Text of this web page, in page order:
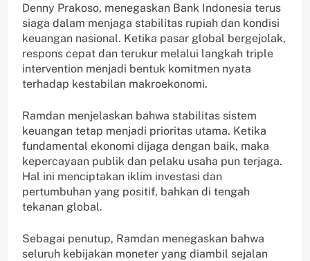
Denny Prakoso, menegaskan Bank Indonesia terus
siaga dalam menjaga stabilitas rupiah dan kondisi
keuangan nasional. Ketika pasar global bergejolak,
respons cepat dan terukur melalui langkah triple
intervention menjadi bentuk komitmen nyata
terhadap kestabilan makroekonomi.
Ramdan menjelaskan bahwa stabilitas sistem
keuangan tetap menjadi prioritas utama. Ketika
fundamental ekonomi dijaga dengan baik, maka
kepercayaan publik dan pelaku usaha pun terjaga.
Hal ini menciptakan iklim investasi dan
pertumbuhan yang positif, bahkan di tengah
tekanan global.
Sebagai penutup, Ramdan menegaskan bahwa
seluruh kebijakan moneter yang diambil sejalan